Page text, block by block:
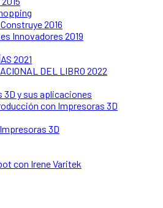
2016
Innovadores 2019
2021
DEL LIBRO 2022
3D y sus aplicaciones
con Impresoras 3D
3D
con Irene Varitek